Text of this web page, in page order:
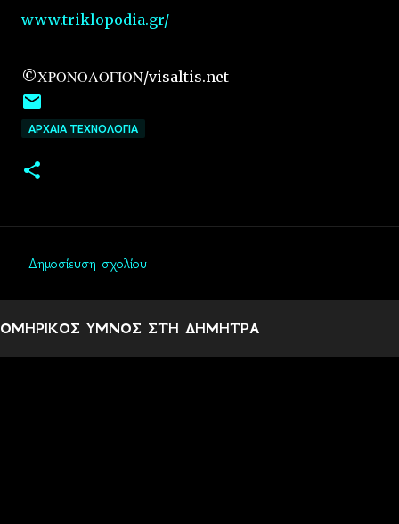
www.triklopodia.gr/
©ΧΡΟΝΟΛΟΓΙΟΝ/visaltis.net
ΑΡΧΑΙΑ ΤΕΧΝΟΛΟΓΙΑ
ό
λ
Δημοσίευση σχολίου
ΟΜΗΡΙΚΟΣ ΥΜΝΟΣ ΣΤΗ ΔΗΜΗΤΡΑ